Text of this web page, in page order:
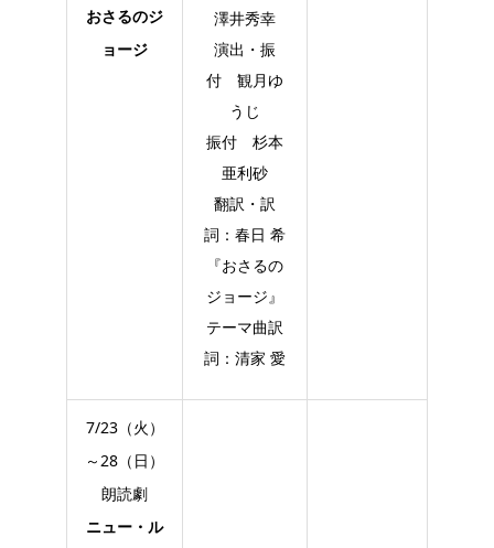
おさるのジ
ョージ
澤井秀幸
演出・振
付 観月ゆ
うじ
振付 杉本
亜利砂
翻訳・訳
詞：春日 希
『おさるの
ジョージ』
テーマ曲訳
詞：清家 愛
7/23（火）
～28（日）
朗読劇
ニュー・ル